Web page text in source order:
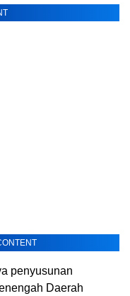
penyusunan
Daerah